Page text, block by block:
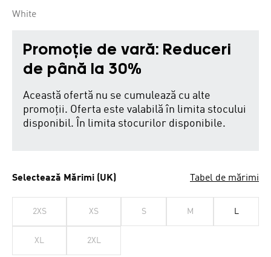
White
Promoție de vară: Reduceri
de până la 30%
Această ofertă nu se cumulează cu alte
promoții. Oferta este valabilă în limita stocului
disponibil. În limita stocurilor disponibile.
Selectează Mărimi (UK) Tabel de mărimi
2XS XS S M L
XL 2XL